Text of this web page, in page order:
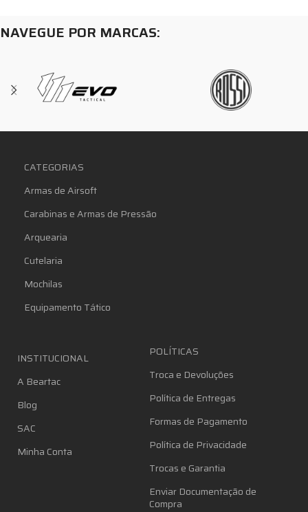
NAVEGUE POR MARCAS:
CATEGORIAS
Armas de Airsoft
Carabinas e Armas de Pressão
Arquearia
Cutelaria
Mochilas
Equipamento Tático
INSTITUCIONAL
A Beartac
Blog
SAC
Minha Conta
POLÍTICAS
Troca e Devoluções
Política de Entregas
Formas de Pagamento
Política de Privacidade
Trocas e Garantia
Enviar Documentação de
Compra